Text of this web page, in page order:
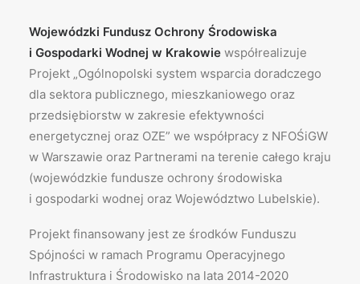
Wojewódzki Fundusz Ochrony Środowiska
i Gospodarki Wodnej w Krakowie współrealizuje
Projekt „Ogólnopolski system wsparcia doradczego
dla sektora publicznego, mieszkaniowego oraz
przedsiębiorstw w zakresie efektywności
energetycznej oraz OZE” we współpracy z NFOŚiGW
w Warszawie oraz Partnerami na terenie całego kraju
(wojewódzkie fundusze ochrony środowiska
i gospodarki wodnej oraz Województwo Lubelskie).
Projekt finansowany jest ze środków Funduszu
Spójności w ramach Programu Operacyjnego
Infrastruktura i Środowisko na lata 2014-2020